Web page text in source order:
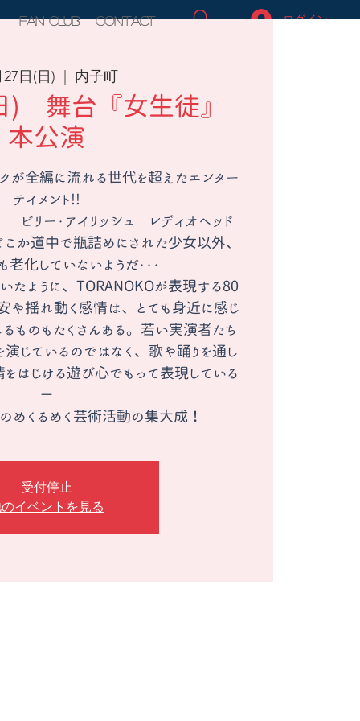
ログイン
27日(日)
  |
内子町
) 舞台『女生徒』
本公演
クが全編に流れる世代を超えたエンター
テイメント!!
ビリー・アイリッシュ レディオヘッド
か道中で瓶詰めにされた少女以外、
化していないようだ・・・
たように、TORANOKOが表現する80
揺れ動く感情は、とても身近に感じ
ものもたくさんある。若い実演者たち
じているのではなく、歌や踊りを通し
はじける遊び心でもって表現している
−
受付停止
イベントを見る
FAN CLUB Contact